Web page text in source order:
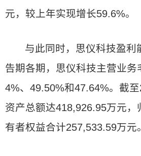
元，较上年实现增长59.6%。
与此同时，思仪科技盈利
告期各期，思仪科技主营业务
4%、49.50%和47.64%。截
资产总额达418,926.95万元，
有者权益合计257,533.59万元。